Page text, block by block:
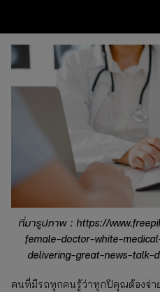
ที่มารูปภาพ : https://
female-doctor-white-
delivering-great-news-talk-
คนที่มีรถทุกคนรู้ว่าทุกปีคุณต้องจ่า